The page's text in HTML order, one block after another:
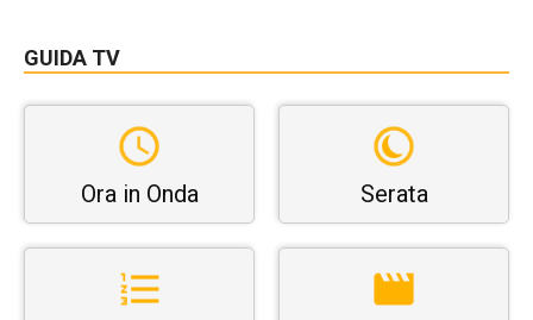
GUIDA TV
Ora in Onda Serata